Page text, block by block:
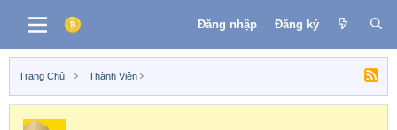
Đăng nhập Đăng ký
Trang Chủ Thành Viên